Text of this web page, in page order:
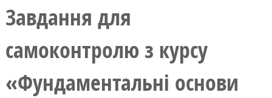
Завдання для
самоконтролю з курсу
«Фундаментальні основи